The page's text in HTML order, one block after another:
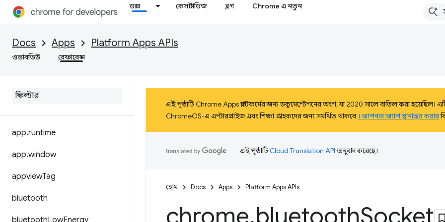
ডক্স কেস স্টাডিজ ব্লগ Chrome এ নতুন
Docs Apps Platform Apps APIs
ওভারভিউ রেফারেন্স
app.runtime
app.window
appviewTag
bluetooth
bluetoothLowEnergy
এই পৃষ্ঠাটি Chrome Apps প্ল্যাটফর্মের জন্য ডকুমেন্টেশনের অংশ, যা 2020 সালে বাতিল করা হয়েছিল।
ChromeOS-এ এন্টারপ্রাইজ এবং শিক্ষা গ্রাহকদের জন্য সমর্থিত থাকবে । আপনার অ্যাপ স্থানান্তর করার
এই পৃষ্ঠাটিCloud Translation APIঅনুবাদ করেছে।
হোম Docs Apps Platform Apps APIs
chrome.bluetoothSocket